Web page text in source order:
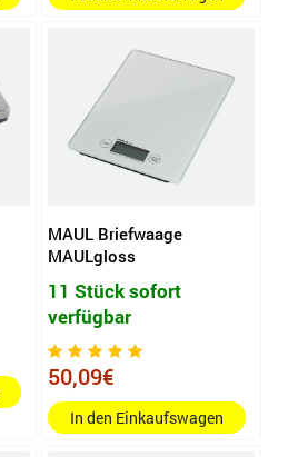
MAUL Briefwaage
MAULgloss
11 Stück sofort
verfügbar
50,09€
In den Einkaufswagen